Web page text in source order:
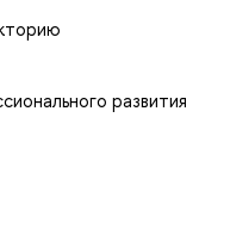
развития